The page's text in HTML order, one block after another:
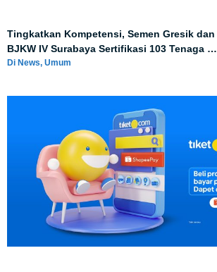
Tingkatkan Kompetensi, Semen Gresik dan
BJKW IV Surabaya Sertifikasi 103 Tenaga …
Di News, Umum